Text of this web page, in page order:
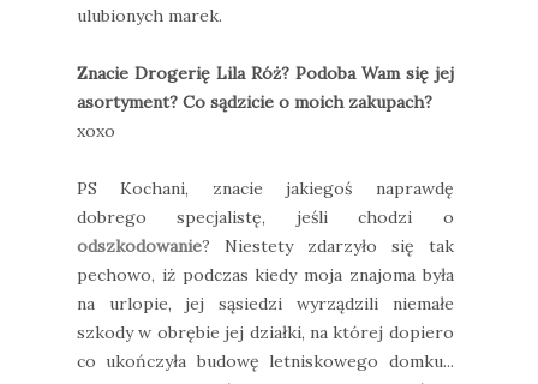
ulubionych marek.
Znacie Drogerię Lila Róż? Podoba Wam się jej
asortyment? Co sądzicie o moich zakupach?
xoxo
PS Kochani, znacie jakiegoś naprawdę
dobrego specjalistę, jeśli chodzi o
odszkodowanie? Niestety zdarzyło się tak
pechowo, iż podczas kiedy moja znajoma była
na urlopie, jej sąsiedzi wyrządzili niemałe
szkody w obrębie jej działki, na której dopiero
co ukończyła budowę letniskowego domku...